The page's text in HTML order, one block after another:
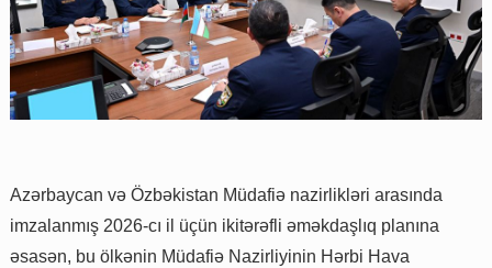
Azərbaycan və Özbəkistan Müdafiə nazirlikləri arasında
imzalanmış 2026-cı il üçün ikitərəfli əməkdaşlıq planına
əsasən, bu ölkənin Müdafiə Nazirliyinin Hərbi Hava